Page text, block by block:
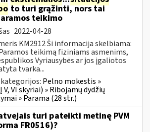
to turi grąžinti, nors tai
teikimo
2022-04-28
KM2912 Ši informacija skelbiama:
teikimą fiziniams asmenims,
Vyriausybės ar jos įgaliotos
tvarka...
Pelno mokestis »
VI skyriai) » Ribojamų dydžių
» Parama (28 str.)
turi pateikti metinę PVM
FR0516)?